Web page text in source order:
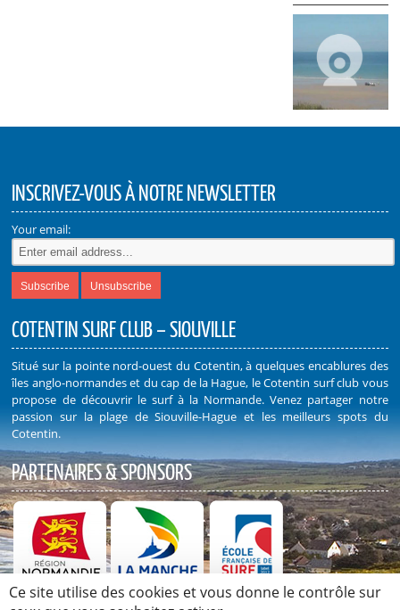
INSCRIVEZ-VOUS À NOTRE NEWSLETTER
Your email:
COTENTIN SURF CLUB – SIOUVILLE
Situé sur la pointe nord-ouest du Cotentin, à quelques encablures des
îles anglo-normandes et du cap de la Hague, le Cotentin surf club vous
propose de découvrir le surf à la Normande. Venez partager notre
passion sur la plage de Siouville-Hague et les meilleurs spots du
Cotentin.
PARTENAIRES & SPONSORS
Découvrez nos Partenaires et Sponsors
Ce site utilise des cookies et vous donne le contrôle sur